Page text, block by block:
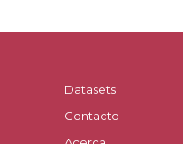
Datasets
Contacto